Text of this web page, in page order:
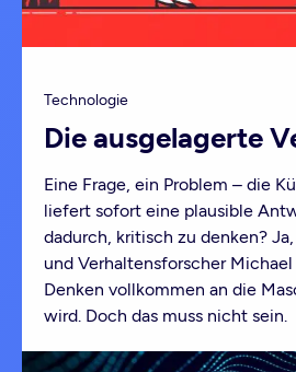
Technologie
Die ausgelagerte
Eine Frage, ein Problem – die
liefert sofort eine plausible
dadurch, kritisch zu denken?
und Verhaltensforscher
Denken vollkommen an die
wird. Doch das muss nicht sein.